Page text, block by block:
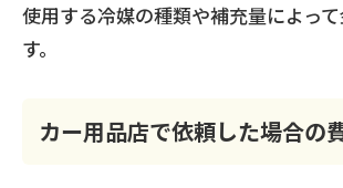
使用する冷媒の種類や補充量によっ
す。
カー用品店で依頼した場合の